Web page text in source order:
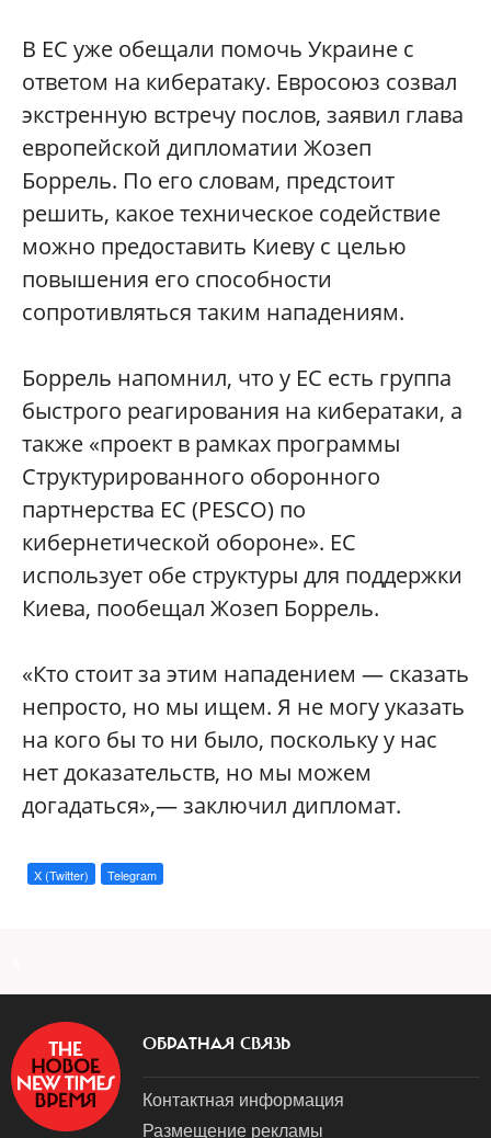
В ЕС уже обещали помочь Украине с
ответом на кибератаку. Евросоюз созвал
экстренную встречу послов, заявил глава
европейской дипломатии Жозеп
Боррель. По его словам, предстоит
решить, какое техническое содействие
можно предоставить Киеву с целью
повышения его способности
сопротивляться таким нападениям.
Боррель напомнил, что у ЕС есть группа
быстрого реагирования на кибератаки, а
также «проект в рамках программы
Структурированного оборонного
партнерства ЕС (PESCO) по
кибернетической обороне». ЕС
использует обе структуры для поддержки
Киева, пообещал Жозеп Боррель.
«Кто стоит за этим нападением — сказать
непросто, но мы ищем. Я не могу указать
на кого бы то ни было, поскольку у нас
нет доказательств, но мы можем
догадаться»,— заключил дипломат.
X (Twitter) Telegram
ОБРАТНАЯ СВЯЗЬ
Контактная информация
Размещение рекламы